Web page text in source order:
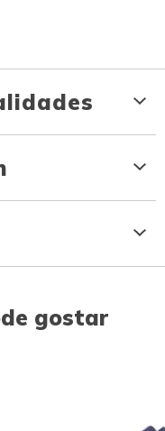
gostar